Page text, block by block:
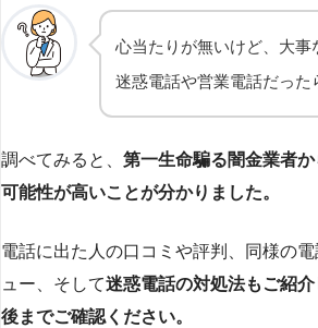
心当たりが無いけど、大
迷惑電話や営業電話だっ
調べてみると、 第一生命騙る闇金業者
可能性が高いことが分かりました。
電話に出た人の口コミや評判、同様の
ュー、そして迷惑電話の対処法もご紹
後までご確認ください。